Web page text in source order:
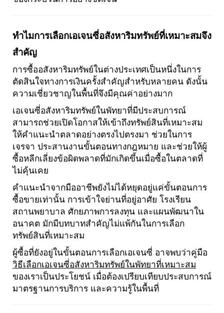
ทำไมการเลือกเอเจนซี่อสังหาริมทรัพย์ที่เหมาะสมจึง
สำคัญ
การซื้ออสังหาริมทรัพย์ในต่างประเทศเป็นหนึ่งในการ
ตัดสินใจทางการเงินครั้งสำคัญสำหรับหลายคน ดังนั้น
ความเชี่ยวชาญในพื้นที่จึงมีคุณค่าอย่างมาก
เอเจนซี่อสังหาริมทรัพย์ในพัทยาที่มีประสบการณ์
สามารถช่วยเปิดโอกาสให้เข้าถึงทรัพย์สินที่เหมาะสม
ให้คำแนะนำตลาดอย่างตรงไปตรงมา ช่วยในการ
เจรจา ประสานงานขั้นตอนทางกฎหมาย และช่วยให้ผู้
ซื้อหลีกเลี่ยงข้อผิดพลาดที่มักเกิดขึ้นเมื่อซื้อในตลาดที่
ไม่คุ้นเคย
คำแนะนำจากมืออาชีพยังไม่ได้หยุดอยู่แค่ขั้นตอนการ
ซื้อขายเท่านั้น การเข้าใจย่านที่อยู่อาศัย โรงเรียน
สถานพยาบาล ศักยภาพการลงทุน และแผนพัฒนาใน
อนาคต มักมีบทบาทสำคัญไม่แพ้กันในการเลือก
ทรัพย์สินที่เหมาะสม
ผู้ซื้อที่ยังอยู่ในขั้นตอนการเลือกเอเจนซี่ อาจพบว่าคู่มือ
วิธีเลือกเอเจนซี่อสังหาริมทรัพย์ในพัทยาที่เหมาะสม
ของเราเป็นประโยชน์ เมื่อต้องเปรียบเทียบประสบการณ์
มาตรฐานการบริการ และความรู้ในพื้นที่